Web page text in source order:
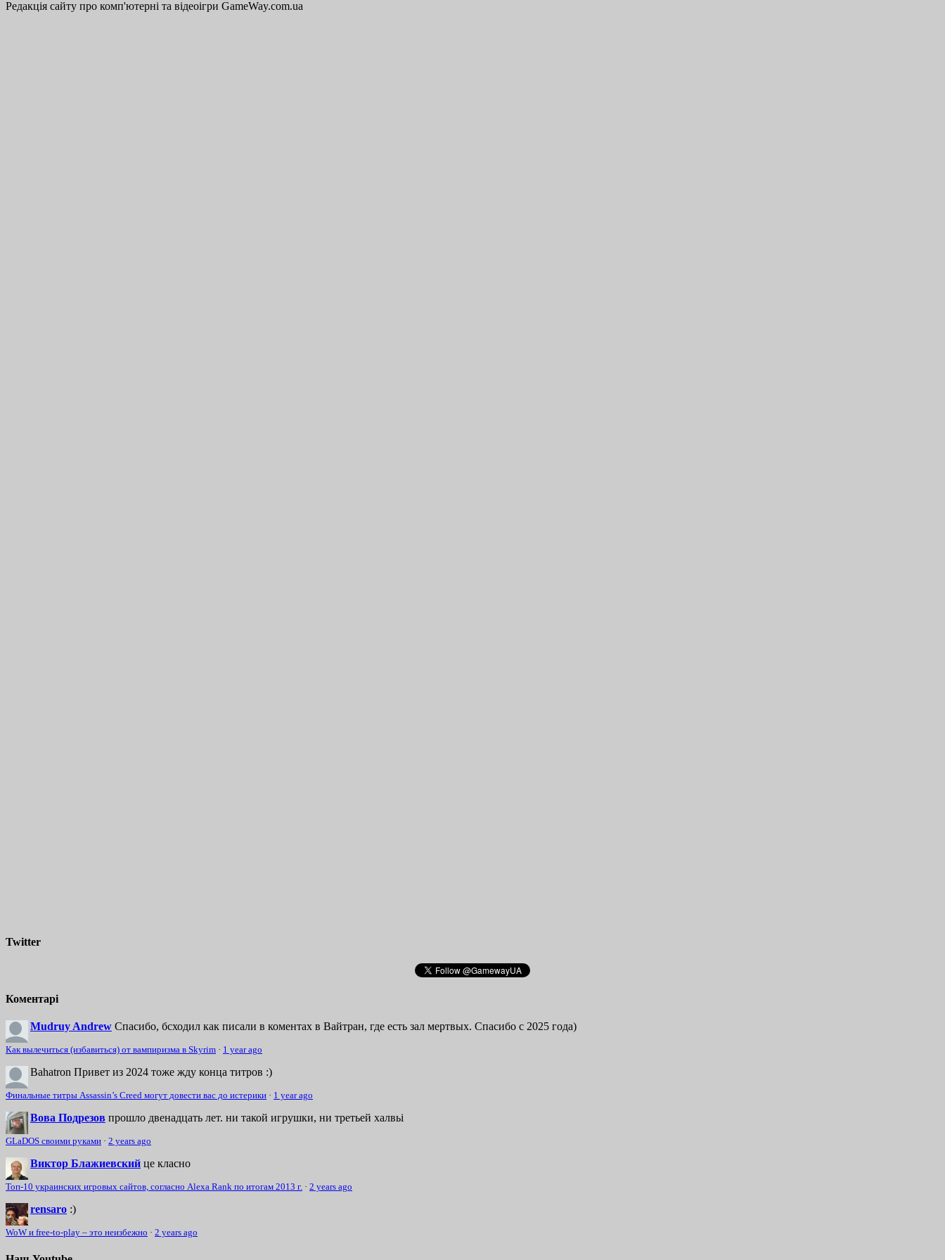
Редакція сайту про комп'ютерні та відеоігри GameWay.com.ua
Twitter
Коментарі
Mudruy Andrew Спасибо, бсходил как писали в коментах в Вайтран, где есть зал мертвых. Спасибо с 2025 года)
Как вылечиться (избавиться) от вампиризма в Skyrim · 1 year ago
Bahatron Привет из 2024 тоже жду конца титров :)
Финальные титры Assassin’s Creed могут довести вас до истерики · 1 year ago
Вова Подрезов прошло двенадцать лет. ни такой игрушки, ни третьей халвьі
GLaDOS своими руками · 2 years ago
Виктор Блажиевский це класно
Топ-10 украинских игровых сайтов, согласно Alexa Rank по итогам 2013 г. · 2 years ago
rensaro :)
WoW и free-to-play – это неизбежно · 2 years ago